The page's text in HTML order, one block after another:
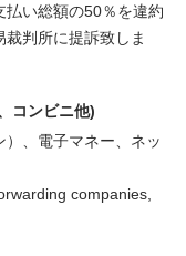
い総額の50％を違約
判所に提訴致しま
コンビニ他)
、電子マネー、ネッ
companies,